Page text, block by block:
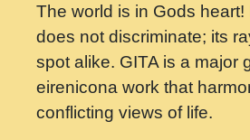
Shri ravinandan shastri ji
मन अशांत मंत्र जाप - गीता
Gyananand Ji Maharaj.mp3
मन बध लय परम वल कगन
The world is in Gods
does not discriminate; its
spot alike. GITA is a major
eirenicona work that
conflicting views of life.